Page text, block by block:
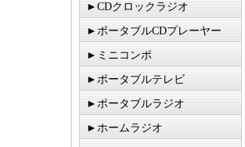
►CDクロックラジオ
►ポータブルCDプレーヤー
►ミニコンポ
►ポータブルテレビ
►ポータブルラジオ
►ホームラジオ